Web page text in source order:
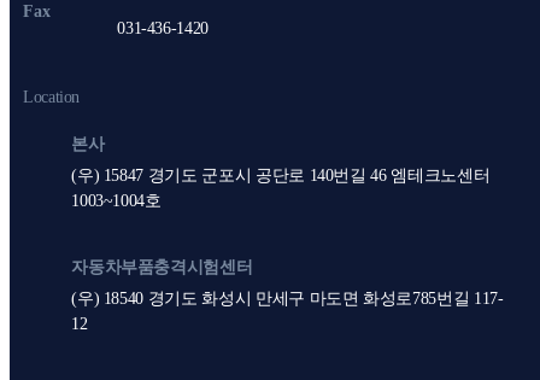
Fax
031-436-1420
Location
본사
(우) 15847 경기도 군포시 공단로 140번길 46 엠테크노센터
1003~1004호
자동차부품충격시험센터
(우) 18540 경기도 화성시 만세구 마도면 화성로785번길 117-
12